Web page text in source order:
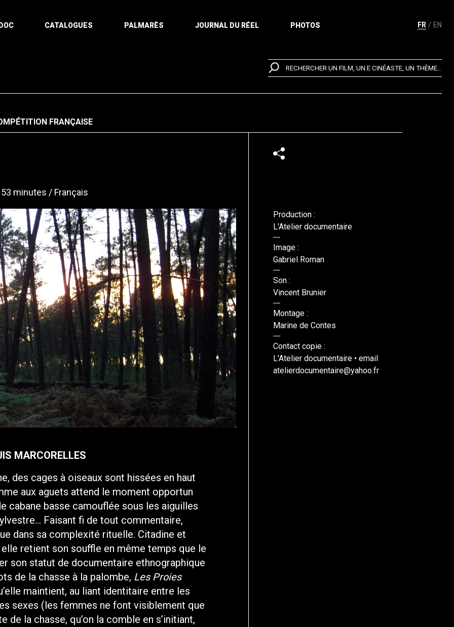
FR EN
CATALOGUES PALMARÈS JOURNAL DU RÉEL PHOTOS
RECHERCHER UN FILM, UN.E CINÉASTE, UN THÈME...
FRANÇAISE
53 minutes Français
MARCORELLES
des cages à oiseaux sont hissées en haut
aux aguets attend le moment opportun
cabane basse camouflée sous les aiguilles
Faisant fi de tout commentaire,
dans sa complexité rituelle. Citadine et
retient son souffle en même temps que le
son statut de documentaire ethnographique
de la chasse à la palombe, Les Proies
maintient, au liant identitaire entre les
sexes (les femmes ne font visiblement que
de la chasse, qu’on la comble en s’initiant,
Production :
L'Atelier documentaire
Image :
Gabriel Roman
Son :
Vincent Brunier
Montage :
Marine de Contes
Contact copie :
L'Atelier documentaire • email
atelierdocumentaire@yahoo.fr